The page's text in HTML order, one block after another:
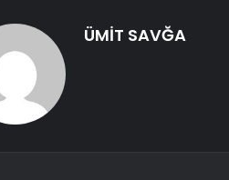
ÜMİT SAVĞA